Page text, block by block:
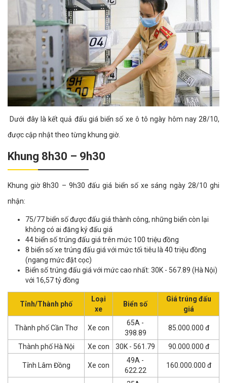
Dưới đây là kết quả đấu giá biển số xe ô tô ngày hôm nay 28/10,
được cập nhật theo từng khung giờ.
Khung 8h30 – 9h30
Khung giờ 8h30 – 9h30 đấu giá biển số xe sáng ngày 28/10 ghi
nhận:
75/77 biển số được đấu giá thành công, những biển còn lại
không có ai đăng ký đấu giá
44 biển số trúng đấu giá trên mức 100 triệu đồng
8 biển số xe trúng đấu giá với mức tối tiêu là 40 triệu đồng
(ngang mức đặt cọc)
Biển số trúng đấu giá với mức cao nhất: 30K - 567.89 (Hà Nội)
với 16,57 tỷ đồng
Tỉnh/Thành phố
Loại
xe
Biển số
Giá trúng đấu
giá
Thành phố Cần Thơ Xe con
65A -
398.89
85.000.000 đ
Thành phố Hà Nội Xe con 30K - 561.79 90.000.000 đ
Tỉnh Lâm Đồng Xe con
49A -
622.22
160.000.000 đ